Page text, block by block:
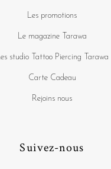
Les promotions
Le magazine Tarawa
studio Tattoo Piercing Tarawa
Carte Cadeau
Rejoins nous
Suivez-nous